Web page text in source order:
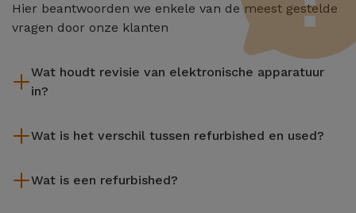
Hier beantwoorden we enkele van de meest gestelde
vragen door onze klanten
Wat houdt revisie van elektronische apparatuur
in?
reiniging, en niet te vergeten het repareren van elk defect
apparatuur die door Services wordt gereviseerd,
Wat is het verschil tussen refurbished en used?
getest en voorbereid door gespecialiseerde technici om hun
Wat is een refurbished?